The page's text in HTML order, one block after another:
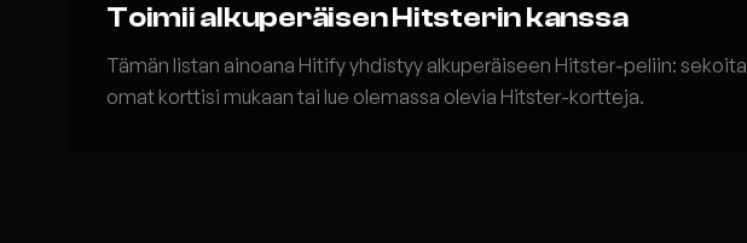
Toimii alkuperäisen Hitsterin kanssa
Tämän listan ainoana Hitify yhdistyy alkuperäiseen Hitster-peliin: sekoita
omat korttisi mukaan tai lue olemassa olevia Hitster-kortteja.